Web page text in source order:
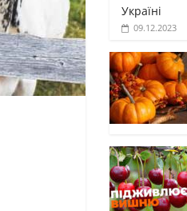
Україні
09.12.2023